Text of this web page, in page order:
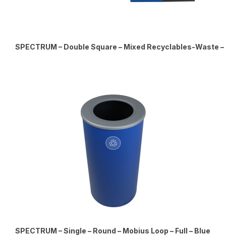
SPECTRUM – Double Square – Mixed Recyclables-Waste
SPECTRUM – Single – Round – Mobius Loop – Full – Blue